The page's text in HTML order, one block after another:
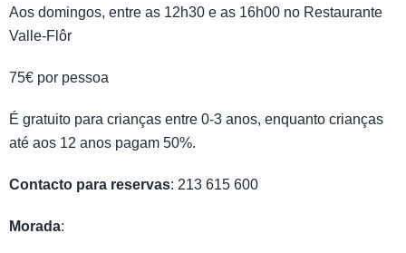
Aos domingos, entre as 12h30 e as 16h00 no Restaurante
Valle-Flôr
75€ por pessoa
É gratuito para crianças entre 0-3 anos, enquanto crianças
até aos 12 anos pagam 50%.
Contacto para reservas: 213 615 600
Morada: